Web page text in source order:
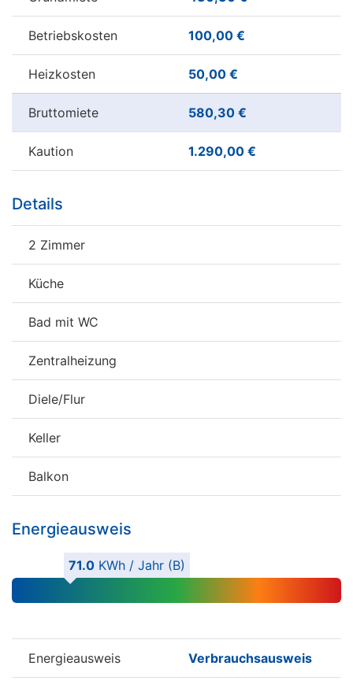
Betriebskosten 100,00 €
Heizkosten 50,00 €
Bruttomiete 580,30 €
Kaution 1.290,00 €
Details
2 Zimmer
Küche
Bad mit WC
Zentralheizung
Diele/Flur
Keller
Balkon
Energieausweis
71.0 KWh / Jahr (B)
Energieausweis Verbrauchsausweis